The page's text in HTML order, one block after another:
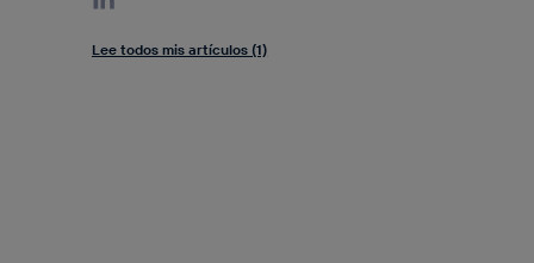
Lee todos mis artículos (1)